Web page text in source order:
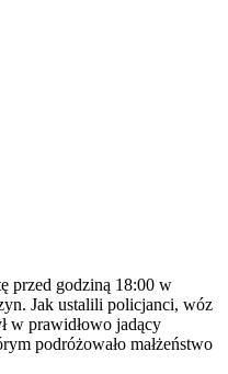
przed godziną 18:00 w
Jak ustalili policjanci, wóz
w prawidłowo jadący
podróżowało małżeństwo